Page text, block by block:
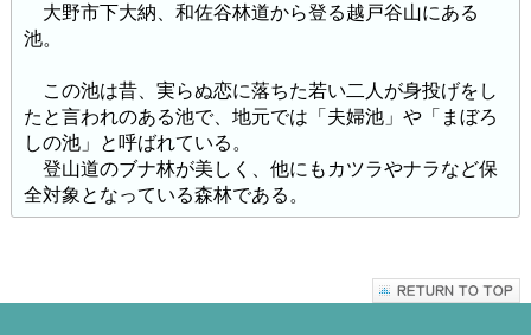
大野市下大納、和佐谷林道から登る越戸谷山にある
池。
この池は昔、実らぬ恋に落ちた若い二人が身投げをし
たと言われのある池で、地元では「夫婦池」や「まぼろ
しの池」と呼ばれている。
登山道のブナ林が美しく、他にもカツラやナラなど保
全対象となっている森林である。